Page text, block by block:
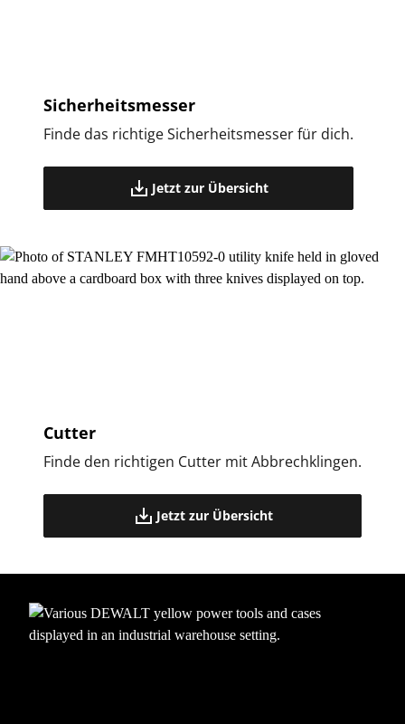
Sicherheitsmesser
Finde das richtige Sicherheitsmesser für dich.
Jetzt zur Übersicht
Cutter
Finde den richtigen Cutter mit Abbrechklingen.
Jetzt zur Übersicht